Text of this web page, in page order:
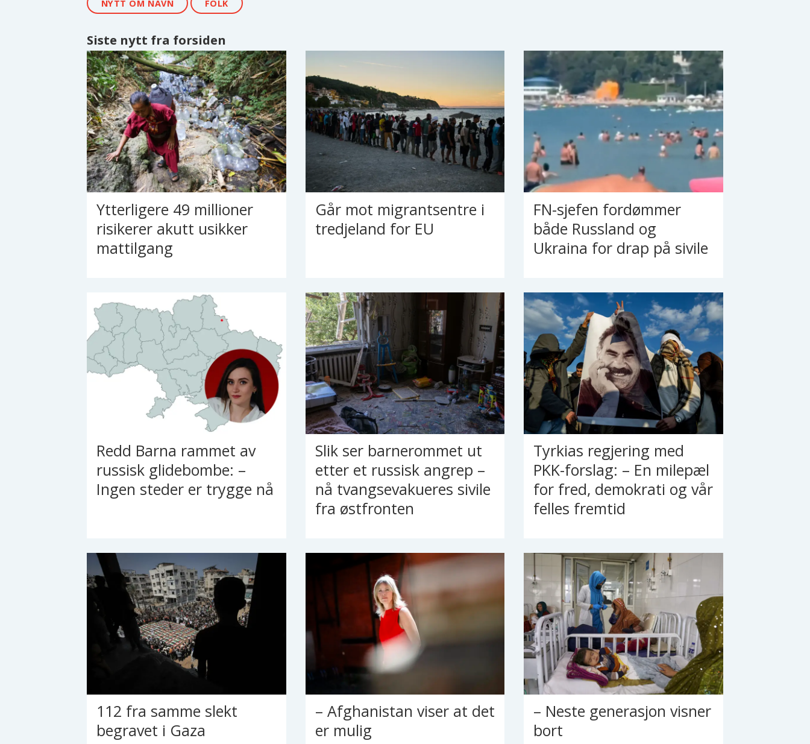
NYTT OM NAVN FOLK
Siste nytt fra forsiden
Ytterligere 49 millioner
risikerer akutt usikker
mattilgang
Går mot migrantsentre i
tredjeland for EU
FN-sjefen fordømmer
både Russland og
Ukraina for drap på sivile
Redd Barna rammet av
russisk glidebombe: –
Ingen steder er trygge nå
Slik ser barnerommet ut
etter et russisk angrep –
nå tvangsevakueres sivile
fra østfronten
Tyrkias regjering med
PKK-forslag: – En milepæl
for fred, demokrati og vår
felles fremtid
112 fra samme slekt
begravet i Gaza
– Afghanistan viser at det
er mulig
– Neste generasjon visner
bort